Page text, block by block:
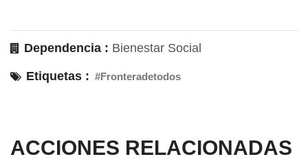
Dependencia : Bienestar Social
Etiquetas : #Fronteradetodos
ACCIONES RELACIONADAS